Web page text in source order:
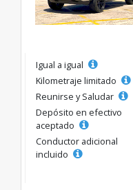
Igual a igual
Kilometraje limitado
Reunirse y Saludar
Depósito en efectivo
aceptado
Conductor adicional
incluido